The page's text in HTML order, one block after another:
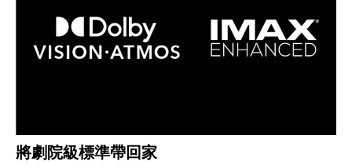
將劇院級標準帶回家